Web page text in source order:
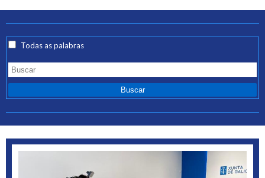
Todas as palabras